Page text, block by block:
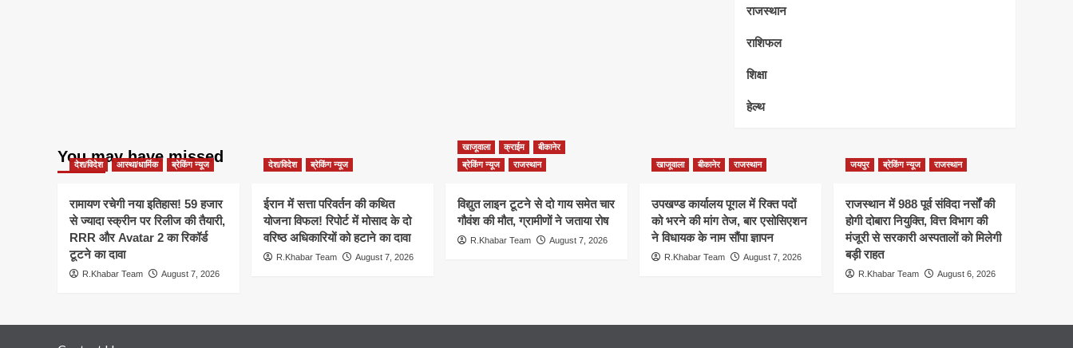
राजस्थान
राशिफल
शिक्षा
हेल्थ
You may have missed
देश/विदेश आस्था/धार्मिक ब्रेकिंग न्यूज
रामायण रचेगी नया इतिहास! 59 हजार
से ज्यादा स्क्रीन पर रिलीज की तैयारी,
RRR और Avatar 2 का रिकॉर्ड
टूटने का दावा
R.Khabar Team August 7, 2026
देश/विदेश ब्रेकिंग न्यूज
ईरान में सत्ता परिवर्तन की कथित
योजना विफल! रिपोर्ट में मोसाद के दो
वरिष्ठ अधिकारियों को हटाने का दावा
R.Khabar Team August 7, 2026
खाजूवाला क्राईम
बीकानेर
ब्रेकिंग न्यूज
राजस्थान
विद्युत लाइन टूटने से दो गाय समेत चार
गौवंश की मौत, ग्रामीणों ने जताया रोष
R.Khabar Team August 7, 2026
खाजूवाला बीकानेर राजस्थान
उपखण्ड कार्यालय पूगल में रिक्त पदों
को भरने की मांग तेज, बार एसोसिएशन
ने विधायक के नाम सौंपा ज्ञापन
R.Khabar Team August 7, 2026
जयपुर ब्रेकिंग न्यूज राजस्थान
राजस्थान में 988 पूर्व संविदा नर्सों की
होगी दोबारा नियुक्ति, वित्त विभाग की
मंजूरी से सरकारी अस्पतालों को मिलेगी
बड़ी राहत
R.Khabar Team August 6, 2026